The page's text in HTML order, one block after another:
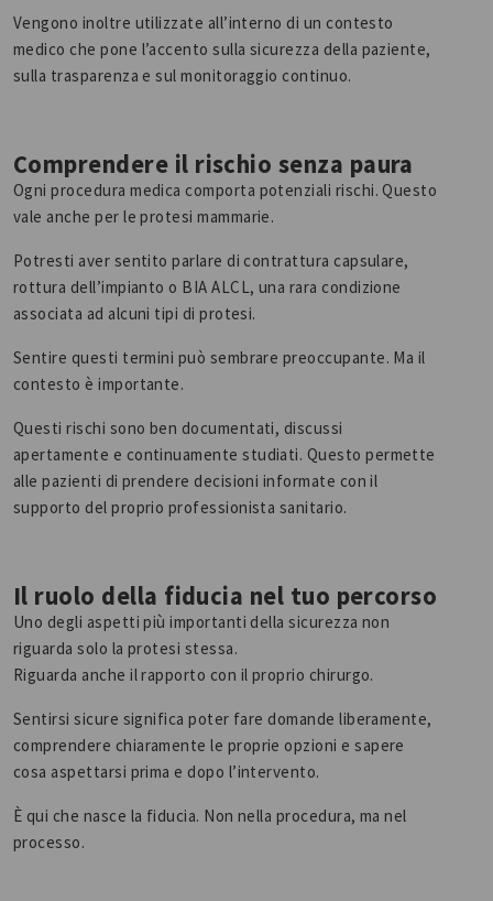
Vengono inoltre utilizzate all’interno di un contesto
medico che pone l’accento sulla sicurezza della paziente,
sulla trasparenza e sul monitoraggio continuo.
Comprendere il rischio senza paura
Ogni procedura medica comporta potenziali rischi. Questo
vale anche per le protesi mammarie.
Potresti aver sentito parlare di contrattura capsulare,
rottura dell’impianto o BIA ALCL, una rara condizione
associata ad alcuni tipi di protesi.
Sentire questi termini può sembrare preoccupante. Ma il
contesto è importante.
Questi rischi sono ben documentati, discussi
apertamente e continuamente studiati. Questo permette
alle pazienti di prendere decisioni informate con il
supporto del proprio professionista sanitario.
Il ruolo della fiducia nel tuo percorso
Uno degli aspetti più importanti della sicurezza non
riguarda solo la protesi stessa.
Riguarda anche il rapporto con il proprio chirurgo.
Sentirsi sicure significa poter fare domande liberamente,
comprendere chiaramente le proprie opzioni e sapere
cosa aspettarsi prima e dopo l’intervento.
È qui che nasce la fiducia. Non nella procedura, ma nel
processo.